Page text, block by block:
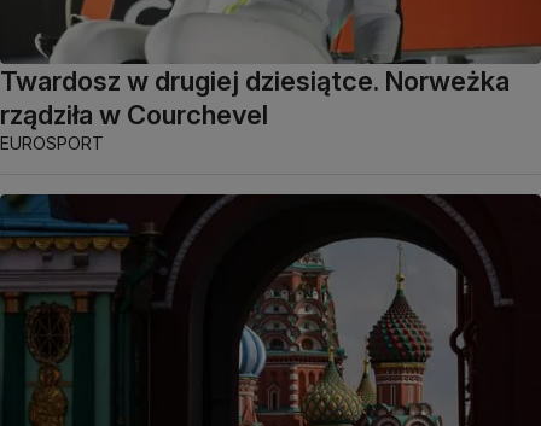
Twardosz w drugiej dziesiątce. Norweżka
rządziła w Courchevel
EUROSPORT